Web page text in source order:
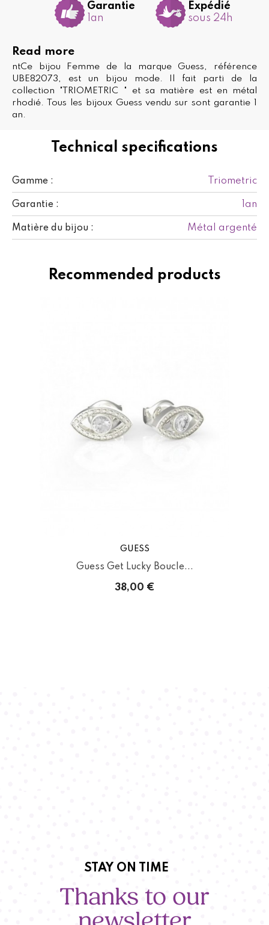
Technical specifications
Gamme : Triometric
Garantie : 1an
Matière du bijou : Métal argenté
Garantie
1an
Expédié
sous 24h
Read more
ntCe bijou Femme de la marque Guess, référence
UBE82073, est un bijou mode. Il fait parti de la
collection "TRIOMETRIC " et sa matière est en métal
rhodié. Tous les bijoux Guess vendu sur sont garantie 1
an.
Recommended products
GUESS
Guess Get Lucky Boucle...
38,00 €
STAY ON TIME
Thanks to our